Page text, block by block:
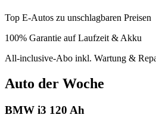
Top E-Autos zu unschlagbaren Preisen
100% Garantie auf Laufzeit & Akku
All-inclusive-Abo inkl. Wartung &
Auto der Woche
BMW i3 120 Ah